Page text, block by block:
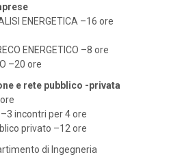
ENERGETICA –16 ore
ENERGETICO –8 ore
–20 ore
e rete pubblico -privata
–3 incontri per 4 ore
privato –12 ore
di Ingegneria